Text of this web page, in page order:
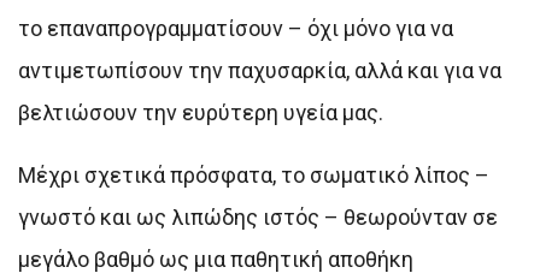
το επαναπρογραμματίσουν – όχι μόνο για να
αντιμετωπίσουν την παχυσαρκία, αλλά και για να
βελτιώσουν την ευρύτερη υγεία μας.
Μέχρι σχετικά πρόσφατα, το σωματικό λίπος –
γνωστό και ως λιπώδης ιστός – θεωρούνταν σε
μεγάλο βαθμό ως μια παθητική αποθήκη